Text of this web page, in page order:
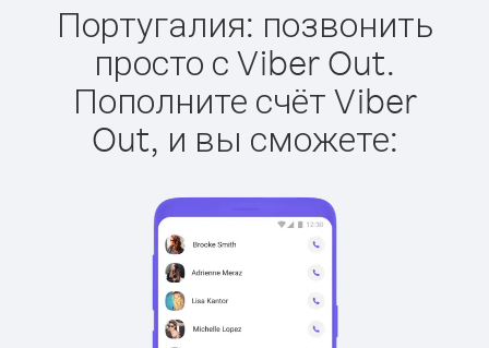
Португалия: позвонить
просто с Viber Out.
Пополните счёт Viber
Out, и вы сможете: